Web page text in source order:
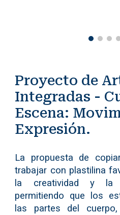
Proyecto de
Integradas -
Escena:
Expresión.
La propuesta de
trabajar con plastilina
la creatividad y la
permitiendo que los
las partes del